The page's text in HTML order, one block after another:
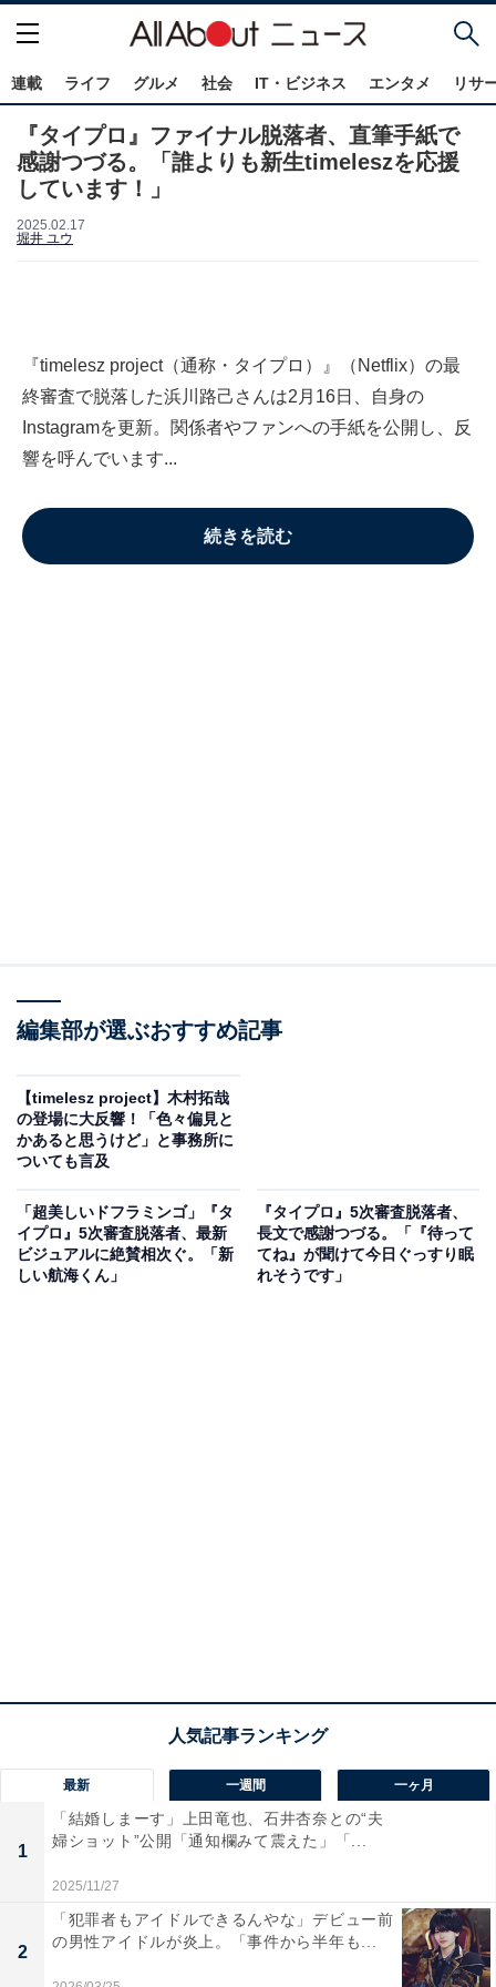
連載 ライフ グルメ 社会 IT・ビジネス エンタメ リサ
『タイプロ』ファイナル脱落者、直筆手紙で
感謝つづる。「誰よりも新生timeleszを応援
しています！」
2025.02.17
堀井 ユウ
『timelesz project（通称・タイプロ）』（Netflix）の最
終審査で脱落した浜川路己さんは2月16日、自身の
Instagramを更新。関係者やファンへの手紙を公開し、反
響を呼んでいます...
続きを読む
編集部が選ぶおすすめ記事
【timelesz project】木村拓哉
の登場に大反響！「色々偏見と
かあると思うけど」と事務所に
ついても言及
「超美しいドフラミンゴ」『タ
イプロ』5次審査脱落者、最新
ビジュアルに絶賛相次ぐ。「新
しい航海くん」
『タイプロ』5次審査脱落者、
長文で感謝つづる。「『待って
てね』が聞けて今日ぐっすり眠
れそうです」
最新 一週間 一ヶ月
1
「結婚しまーす」上田竜也、石井杏奈との“夫
婦ショット”公開「通知欄みて震えた」「...
2025/11/27
2
「犯罪者もアイドルできるんやな」デビュー前
の男性アイドルが炎上。「事件から半年も...